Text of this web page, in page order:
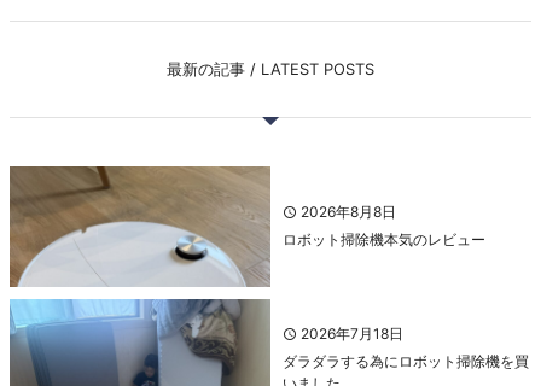
最新の記事 / LATEST POSTS
2026年8月8日
ロボット掃除機本気のレビュー
2026年7月18日
ダラダラする為にロボット掃除機を買